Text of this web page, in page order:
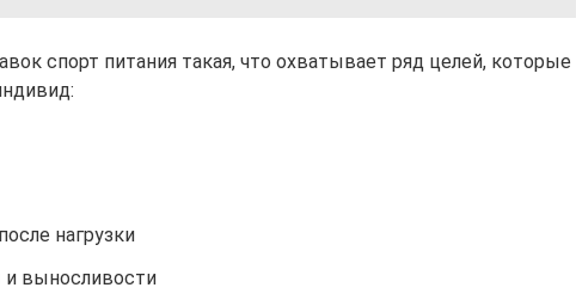
спорт питания такая, что охватывает ряд целей, которые
нагрузки
и выносливости